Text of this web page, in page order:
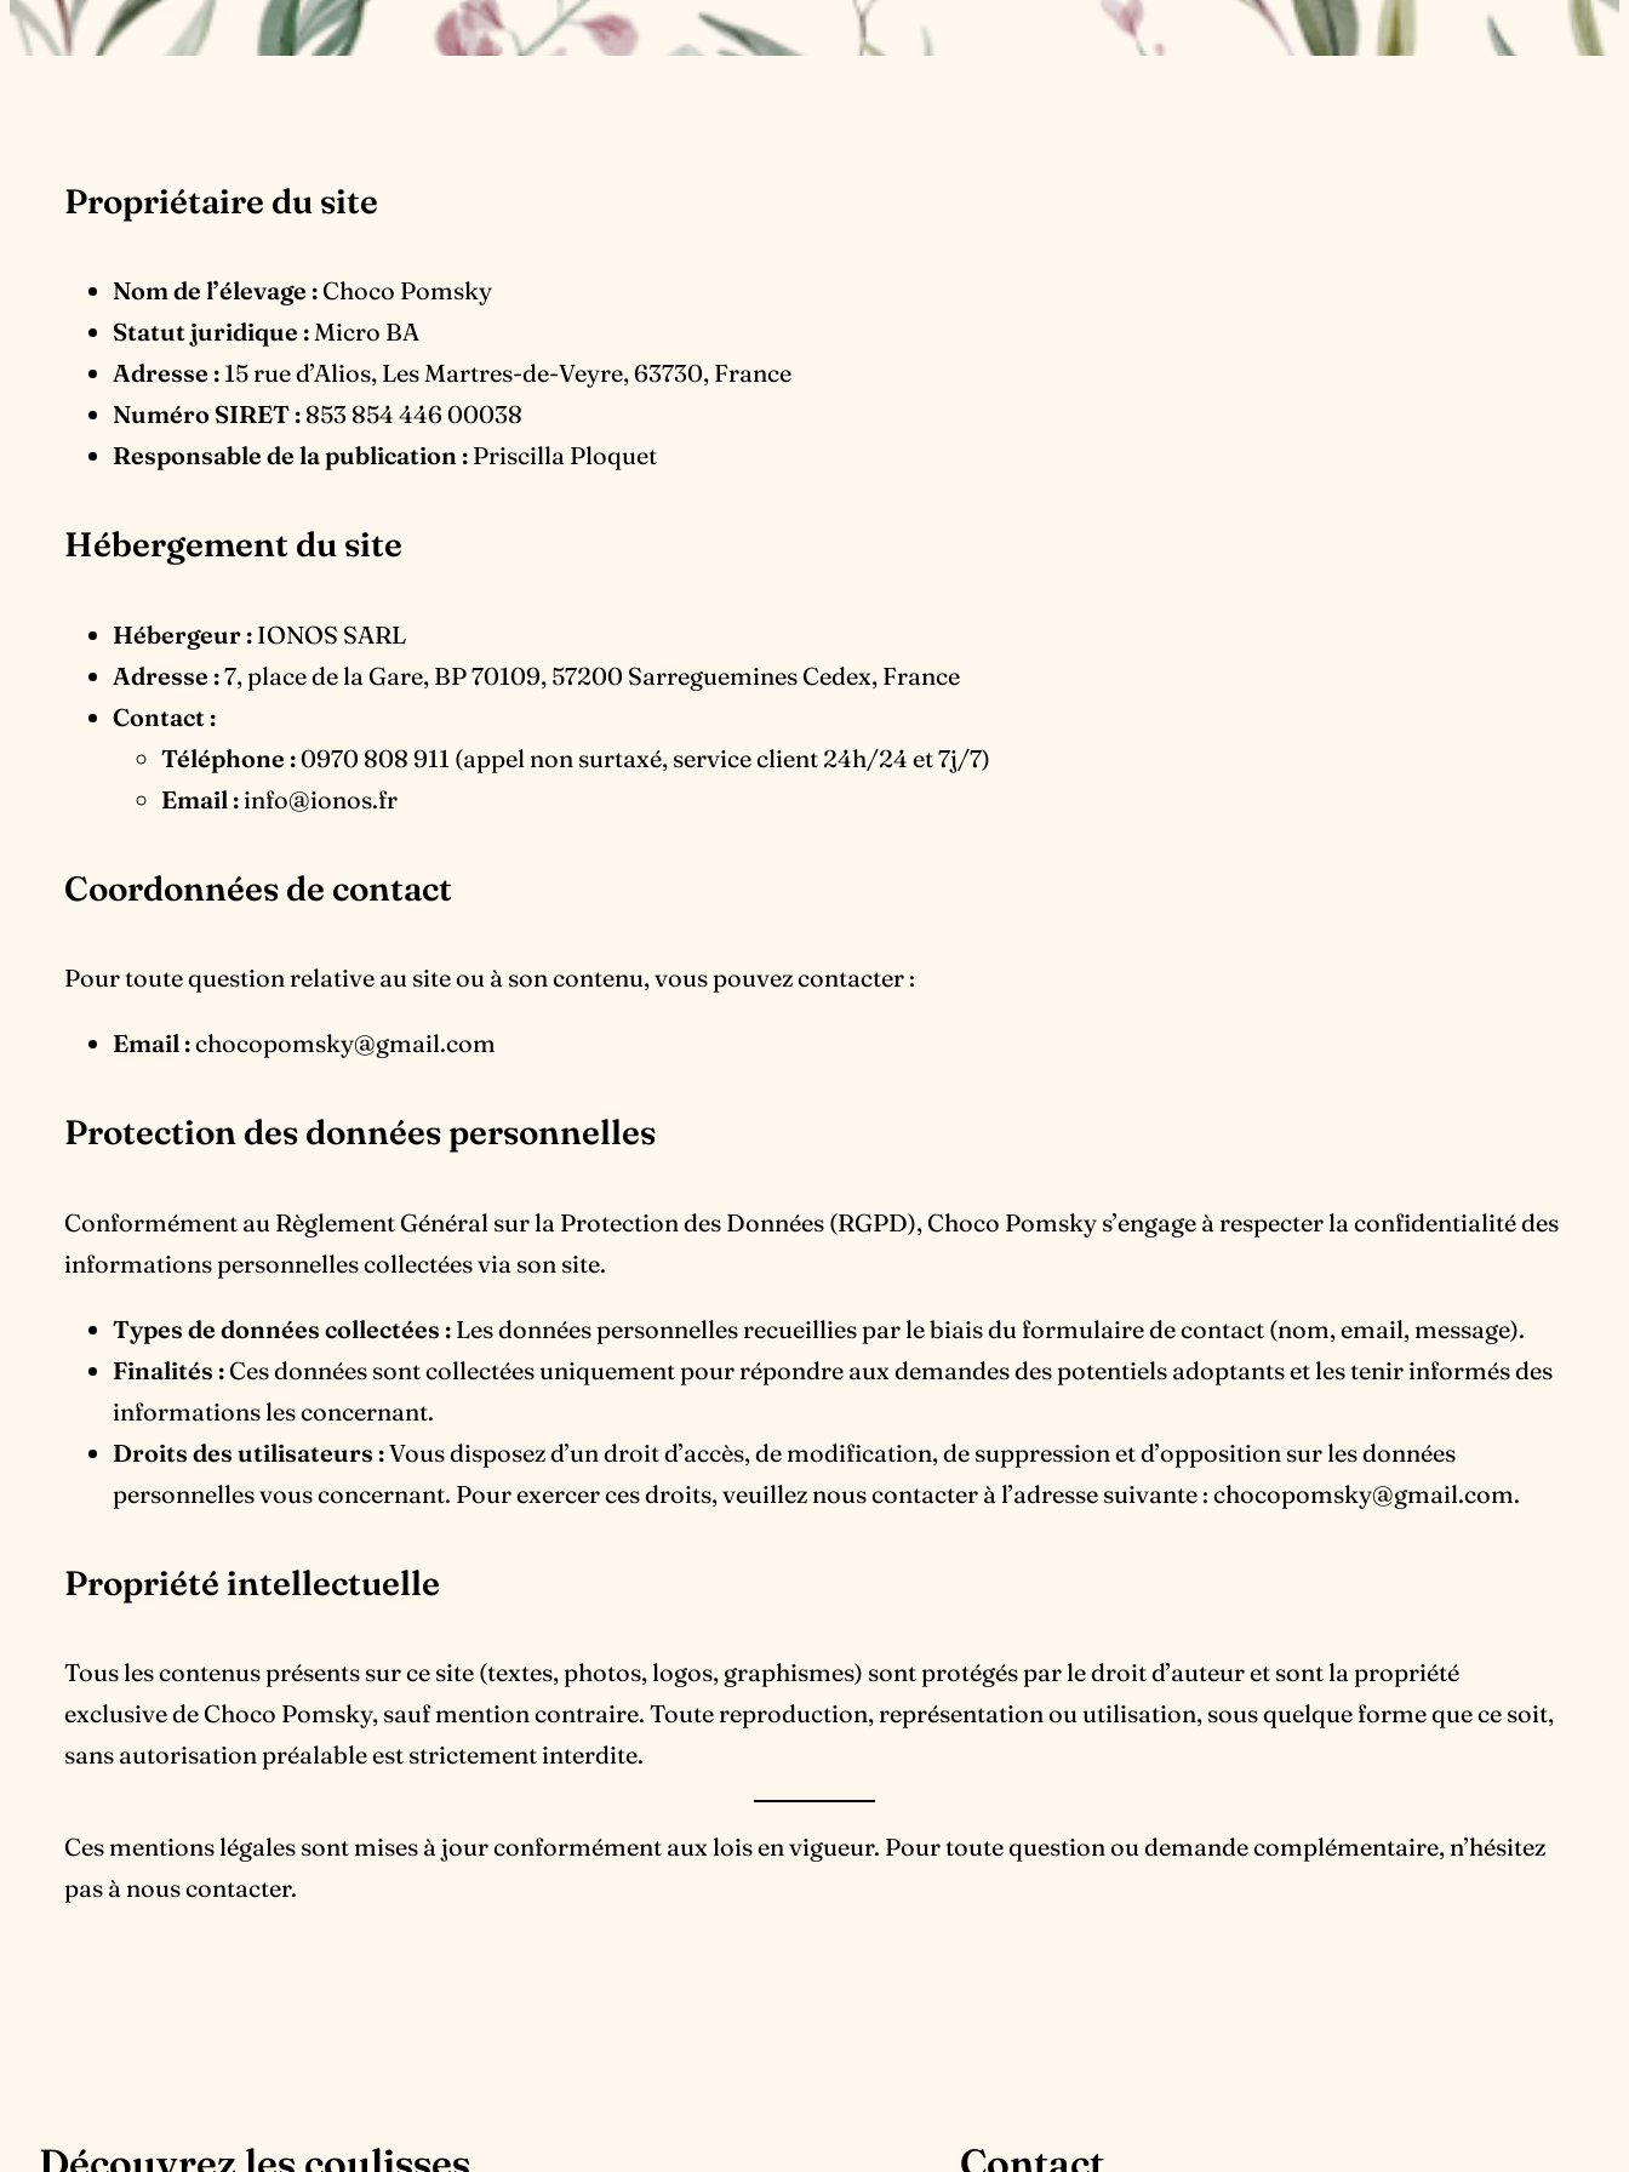
Propriétaire du site
Nom de l’élevage :Choco Pomsky
Statut juridique :Micro BA
Adresse :15 rue d’Alios, Les Martres-de-Veyre, 63730, France
Numéro SIRET :853 854 446 00038
Responsable de la publication :Priscilla Ploquet
Hébergement du site
Hébergeur :IONOS SARL
Adresse :7, place de la Gare, BP 70109, 57200 Sarreguemines Cedex, France
Contact :
Téléphone :0970 808 911 (appel non surtaxé, service client 24h/24 et 7j/7)
Email : info@ionos.fr
Coordonnées de contact
Pour toute question relative au site ou à son contenu, vous pouvez contacter :
Email :chocopomsky@gmail.com
Protection des données personnelles
Conformément au Règlement Général sur la Protection des Données (RGPD), Choco Pomsky s’engage à respecter la confidentialité des
informations personnelles collectées via son site.
Types de données collectées :Les données personnelles recueillies par le biais du formulaire de contact (nom, email, message).
Finalités :Ces données sont collectées uniquement pour répondre aux demandes des potentiels adoptants et les tenir informés des
informations les concernant.
Droits des utilisateurs :Vous disposez d’un droit d’accès, de modification, de suppression et d’opposition sur les données
personnelles vous concernant. Pour exercer ces droits, veuillez nous contacter à l’adresse suivante : chocopomsky@gmail.com.
Propriété intellectuelle
Tous les contenus présents sur ce site (textes, photos, logos, graphismes) sont protégés par le droit d’auteur et sont la propriété
exclusive de Choco Pomsky, sauf mention contraire. Toute reproduction, représentation ou utilisation, sous quelque forme que ce soit,
sans autorisation préalable est strictement interdite.
Ces mentions légales sont mises à jour conformément aux lois en vigueur. Pour toute question ou demande complémentaire, n’hésitez
pas à nous contacter.